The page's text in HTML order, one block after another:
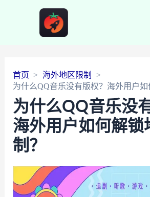
首页
海外地区限制
为什么QQ音乐没有版权？海外用户如
为什么QQ音乐没
海外用户如何解锁
制？